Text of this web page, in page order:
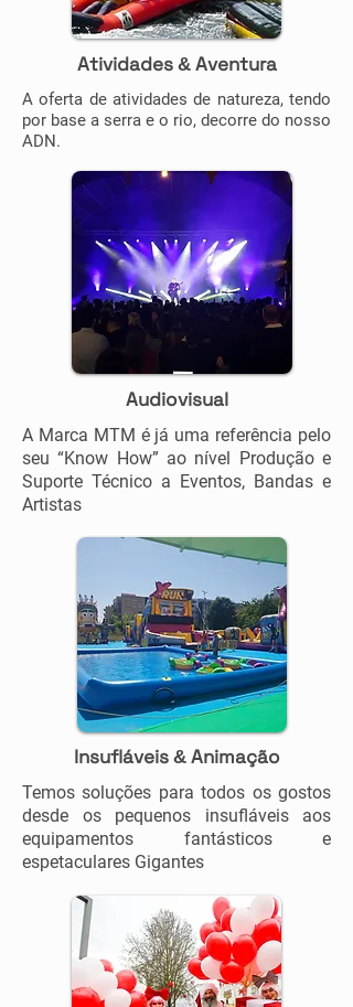
Atividades &Aventura
A oferta de atividades de natureza, tendo
por base a serra e o rio, decorre do nosso
ADN.
Audiovisual
A Marca MTM é já uma referência pelo
seu “Know How” ao nível Produção e
Suporte Técnico a Eventos, Bandas e
Artistas
Insufláveis &Animação
Temos soluções para todos os gostos
desde os pequenos insufláveis aos
equipamentos fantásticos e
espetaculares Gigantes